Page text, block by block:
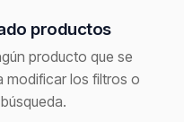
productos
producto que se
modificar los filtros o